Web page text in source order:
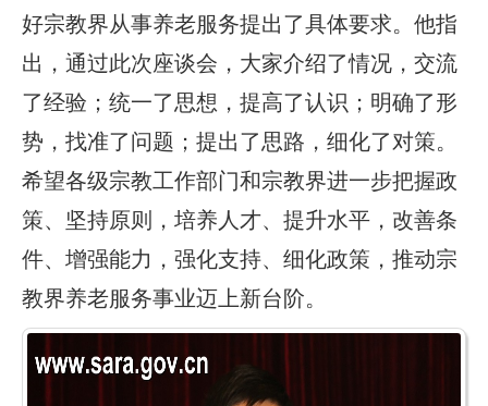
好宗教界从事养老服务提出了具体要求。他指
出，通过此次座谈会，大家介绍了情况，交流
了经验；统一了思想，提高了认识；明确了形
势，找准了问题；提出了思路，细化了对策。
希望各级宗教工作部门和宗教界进一步把握政
策、坚持原则，培养人才、提升水平，改善条
件、增强能力，强化支持、细化政策，推动宗
教界养老服务事业迈上新台阶。